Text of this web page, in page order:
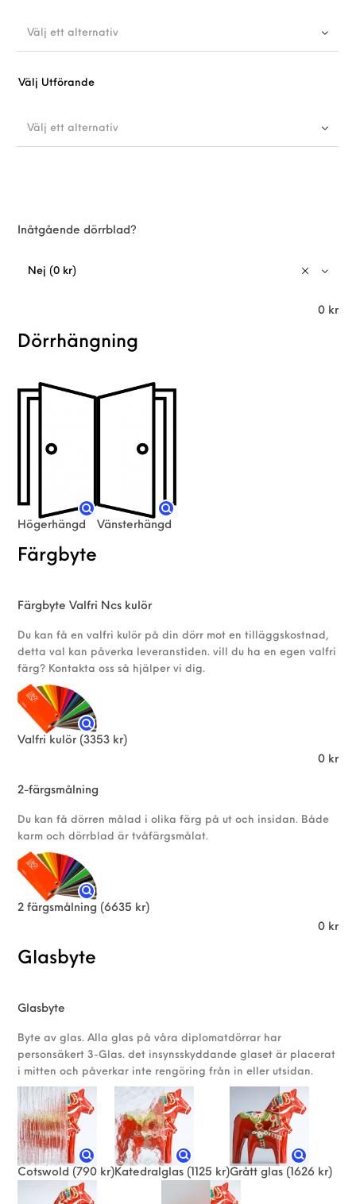
Välj ett alternativ
Välj Utförande
Välj ett alternativ
Inåtgående dörrblad?
Nej (0 kr)
0 kr
Dörrhängning
Högerhängd Vänsterhängd
Färgbyte
Färgbyte Valfri Ncs kulör
Du kan få en valfri kulör på din dörr mot en tilläggskostnad,
detta val kan påverka leveranstiden. vill du ha en egen valfri
färg? Kontakta oss så hjälper vi dig.
Valfri kulör(3353 kr)
0 kr
2-färgsmålning
Du kan få dörren målad i olika färg på ut och insidan. Både
karm och dörrblad är tvåfärgsmålat.
2 färgsmålning (6635 kr)
0 kr
Glasbyte
Glasbyte
Byte av glas. Alla glas på våra diplomatdörrar har
personsäkert 3-Glas. det insynsskyddande glaset är placerat
i mitten och påverkar inte rengöring från in eller utsidan.
Cotswold (790 kr)Katedralglas (1125 kr)Grått glas (1626 kr)